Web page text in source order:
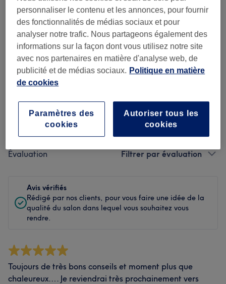
Propreté
Personnel
beauté
Toutes les prestations
Évaluation Filtrer par évaluation
Avis vérifiés
Rédigé par nos clients, pour vous faire une idée de la
qualité du salon dans lequel vous souhaitez vous
rendre.
Toujours de très bons conseils et moment plus que
chaleureux…. Je reviendrai très prochainement vers
personnaliser le contenu et les annonces, pour fournir
des fonctionnalités de médias sociaux et pour
analyser notre trafic. Nous partageons également des
informations sur la façon dont vous utilisez notre site
avec nos partenaires en matière d'analyse web, de
publicité et de médias sociaux. Politique en matière
de cookies
Autoriser tous les
cookies
Paramètres des
cookies